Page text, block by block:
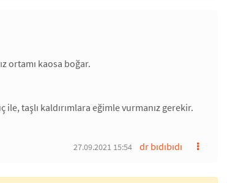
ortamı kaosa boğar.
taşlı kaldırımlara eğimle vurmanız gerekir.
dr bıdıbıdı
27.09.2021 15:54